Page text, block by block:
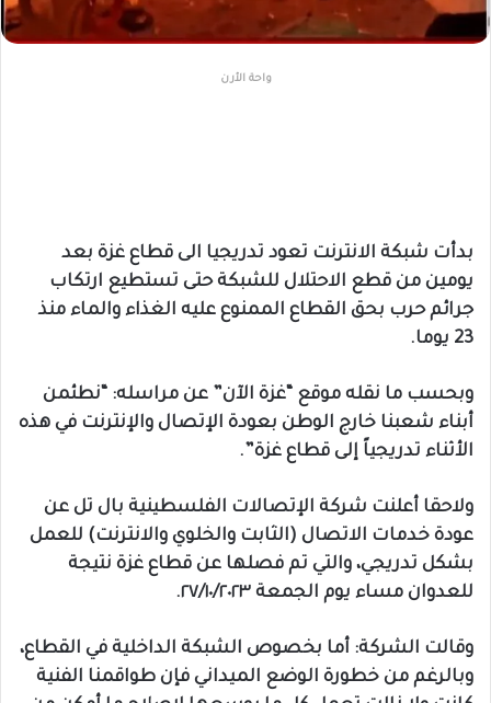
واحة الأرن
بدأت شبكة الانترنت تعود تدريجيا الى قطاع غزة بعد
يومين من قطع الاحتلال للشبكة حتى تستطيع ارتكاب
جرائم حرب بحق القطاع الممنوع عليه الغذاء والماء منذ
23 يوما.
وبحسب ما نقله موقع “غزة الآن” عن مراسله: “نطئمن
أبناء شعبنا خارج الوطن بعودة الإتصال والإنترنت في هذه
الأثناء تدريجياً إلى قطاع غزة”.
ولاحقا أعلنت شركة الإتصالات الفلسطينية بال تل عن
عودة خدمات الاتصال (الثابت والخلوي والانترنت) للعمل
بشكل تدريجي، والتي تم فصلها عن قطاع غزة نتيجة
للعدوان مساء يوم الجمعة ٢٧/١٠/٢٠٢٣.
وقالت الشركة: أما بخصوص الشبكة الداخلية في القطاع،
وبالرغم من خطورة الوضع الميداني فإن طواقمنا الفنية